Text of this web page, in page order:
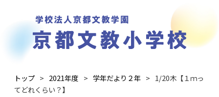
トップ 2021年度 学年だより２年
1/20木【１ｍっ
てどれくらい？】